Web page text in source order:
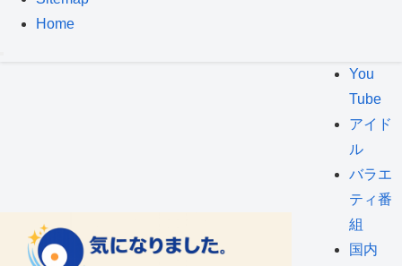
Home
You
Tube
アイド
ル
バラエ
ティ番
組
国内